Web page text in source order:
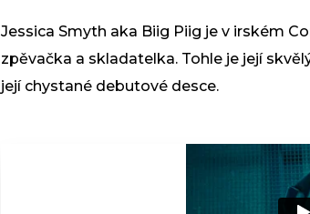
Jessica Smyth aka Biig Piig je v irském
zpěvačka a skladatelka. Tohle je její
její chystané debutové desce.